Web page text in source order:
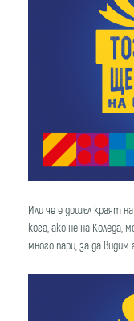
Или че е дошъл краят
кога, ако не на Коледа,
много пари, за да